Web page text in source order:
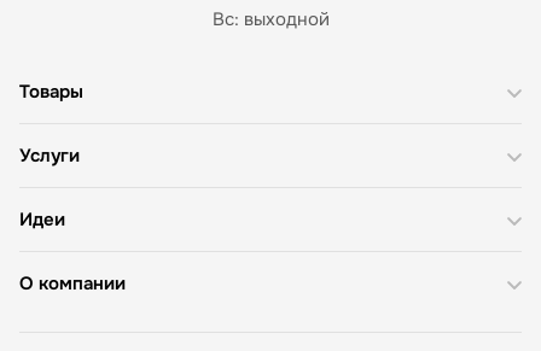
Вс: выходной
О компании
Товары
Услуги
Идеи